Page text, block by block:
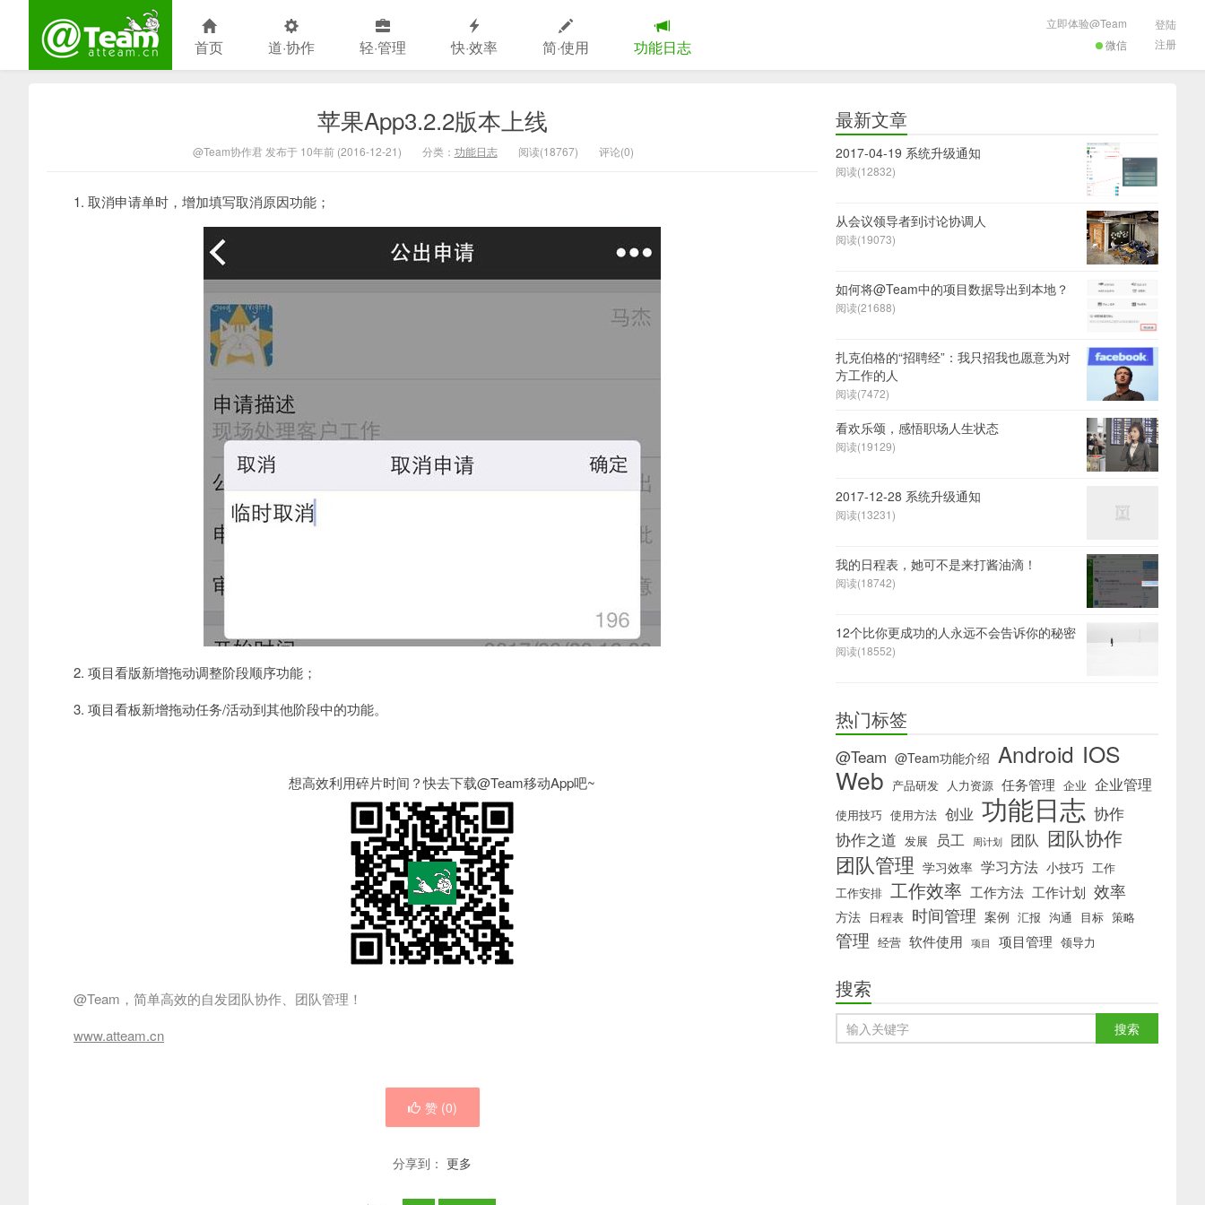
首页 道·协作 轻·管理 快·效率 简·使用 功能日志 微信
立即体验@Team
登陆
注册
苹果App3.2.2版本上线
@Team协作君 发布于 10年前 (2016-12-21) 分类： 功能日志 阅读(18767) 评论(0)
1. 取消申请单时，增加填写取消原因功能；
2. 项目看版新增拖动调整阶段顺序功能；
3. 项目看板新增拖动任务/活动到其他阶段中的功能。
想高效利用碎片时间？快去下载@Team移动App吧~
@Team，简单高效的自发团队协作、团队管理！
www.atteam.cn
赞 (0)
分享到： 更多
最新文章
2017-04-19 系统升级通知
阅读(12832)
从会议领导者到讨论协调人
阅读(19073)
如何将@Team中的项目数据导出到本地？
阅读(21688)
扎克伯格的“招聘经”：我只招我也愿意为对
方工作的人
阅读(7472)
看欢乐颂，感悟职场人生状态
阅读(19129)
2017-12-28 系统升级通知
阅读(13231)
我的日程表，她可不是来打酱油滴！
阅读(18742)
12个比你更成功的人永远不会告诉你的秘密
阅读(18552)
热门标签
@Team @Team功能介绍 Android IOS
Web 产品研发 人力资源 任务管理 企业 企业管理
使用技巧 使用方法 创业 功能日志 协作
协作之道 发展 员工 周计划 团队 团队协作
团队管理 学习效率 学习方法 小技巧 工作
工作安排 工作效率 工作方法 工作计划 效率
方法 日程表 时间管理 案例 汇报 沟通 目标 策略
管理 经营 软件使用 项目 项目管理 领导力
搜索